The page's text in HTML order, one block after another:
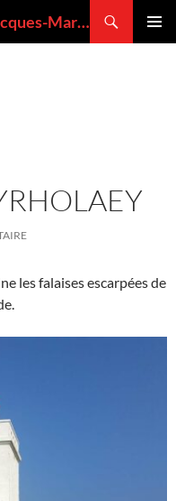
VOLCANMANIA : le blog de Jacques-Marie BARDINTZEFF, volcanologue
les falaises escarpées de